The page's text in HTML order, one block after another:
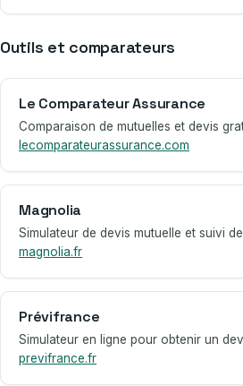
Outils et comparateurs
Le Comparateur Assurance
Comparaison de mutuelles et devis
lecomparateurassurance.com
Magnolia
Simulateur de devis mutuelle et suivi
magnolia.fr
Prévifrance
Simulateur en ligne pour obtenir un
previfrance.fr